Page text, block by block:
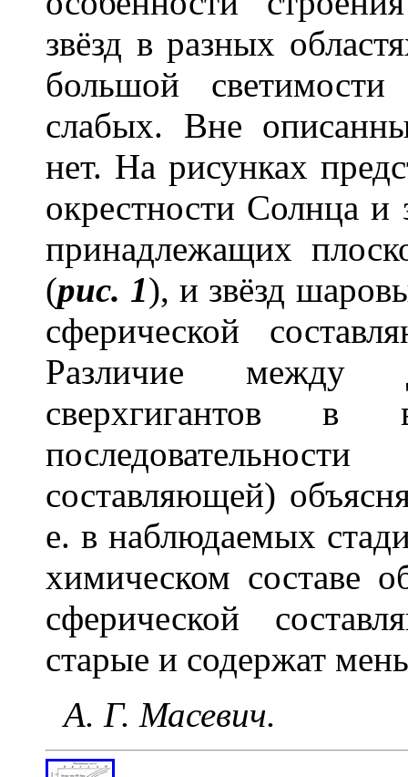
звёзд в разных
большой
слабых. Вне
нет. На рисунках
окрестности Солнца и
принадлежащих
(рис. 1), и звёзд
сферической
Различие между
сверхгигантов в
составляющей)
е. в наблюдаемых
химическом составе
сферической
старые и содержат
А. Г. Масевич.